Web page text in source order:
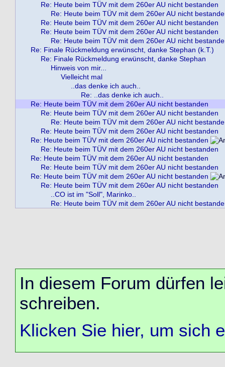
Re: Heute beim TÜV mit dem 260er AU nicht bestanden
Re: Heute beim TÜV mit dem 260er AU nicht
Re: Heute beim TÜV mit dem 260er AU nicht bestanden
Re: Heute beim TÜV mit dem 260er AU nicht bestanden
Re: Heute beim TÜV mit dem 260er AU nicht
Re: Finale Rückmeldung erwünscht, danke Stephan (k.T.)
Re: Finale Rückmeldung erwünscht, danke Stephan
Hinweis von mir...
Vielleicht mal
..das denke ich auch..
Re: ..das denke ich auch..
Re: Heute beim TÜV mit dem 260er AU nicht bestanden
Re: Heute beim TÜV mit dem 260er AU nicht bestanden
Re: Heute beim TÜV mit dem 260er AU nicht
Re: Heute beim TÜV mit dem 260er AU nicht bestanden
Re: Heute beim TÜV mit dem 260er AU nicht bestanden
Re: Heute beim TÜV mit dem 260er AU nicht bestanden
Re: Heute beim TÜV mit dem 260er AU nicht bestanden
Re: Heute beim TÜV mit dem 260er AU nicht bestanden
Re: Heute beim TÜV mit dem 260er AU nicht bestanden
Re: Heute beim TÜV mit dem 260er AU nicht bestanden
..CO ist im "Soll", Marinko..
Re: Heute beim TÜV mit dem 260er AU nicht
In diesem Forum dürfen
schreiben.
Klicken Sie hier, um sich